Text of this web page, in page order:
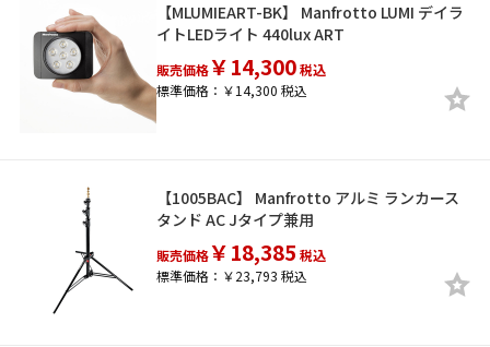
【MLUMIEART-BK】 Manfrotto LUMI デイラ
イトLEDライト 440lux ART
販売価格￥14,300税込
標準価格：￥14,300 税込
【1005BAC】 Manfrotto アルミ ランカース
タンド AC Jタイプ兼用
販売価格￥18,385 税込
標準価格：￥23,793 税込